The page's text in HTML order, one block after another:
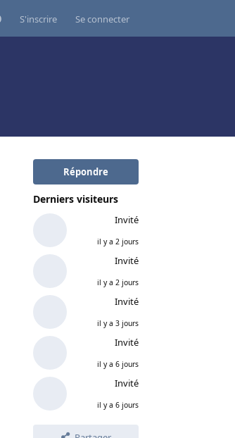
S'inscrire Se connecter
Répondre
Derniers visiteurs
Invité
il y a 2 jours
Invité
il y a 2 jours
Invité
il y a 3 jours
Invité
il y a 6 jours
Invité
il y a 6 jours